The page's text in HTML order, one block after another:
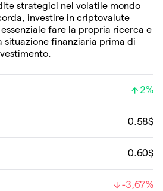
strategici nel volatile mondo
investire in criptovalute
fare la propria ricerca e
situazione finanziaria prima di
2%
0.58$
0.60$
-3,67%